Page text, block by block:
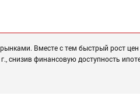
Вместе с тем быстрый рост
снизив финансовую доступность